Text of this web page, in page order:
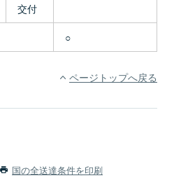
交付
○
ページトップへ戻る
国の全送達条件を印刷